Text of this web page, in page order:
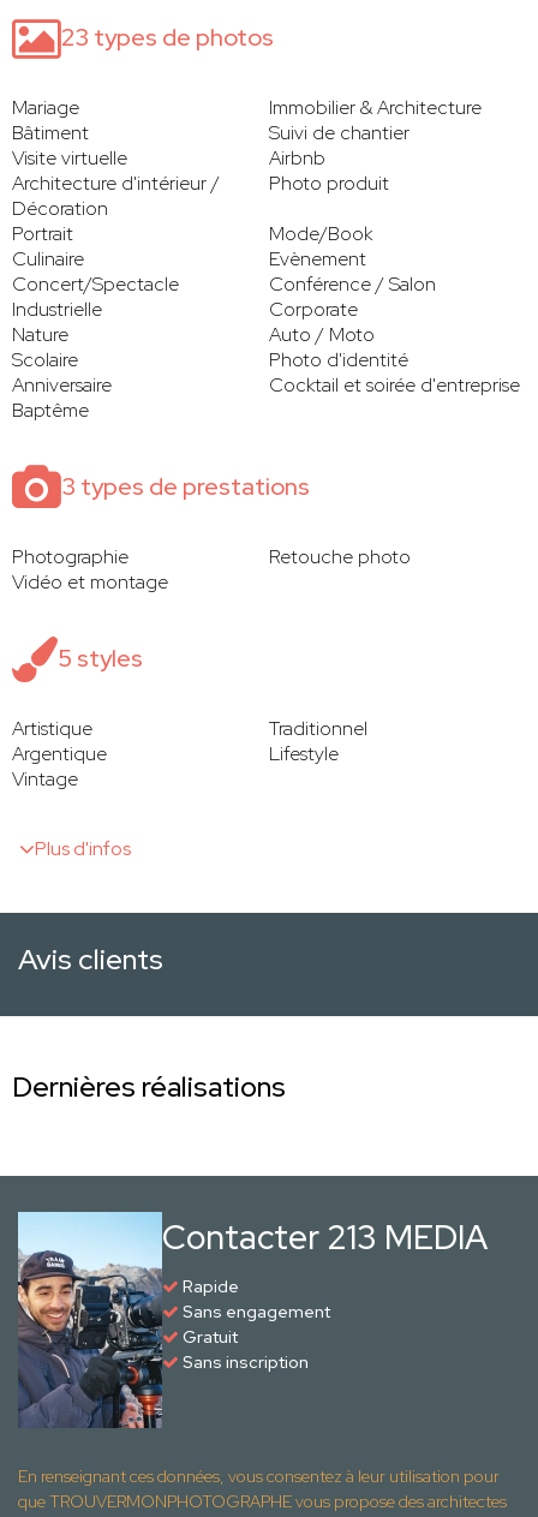
23 types de photos
Mariage
Immobilier & Architecture
Bâtiment
Suivi de chantier
Visite virtuelle
Airbnb
Architecture d'intérieur /
Décoration
Photo produit
Portrait
Mode/Book
Culinaire
Evènement
Concert/Spectacle
Conférence / Salon
Industrielle
Corporate
Nature
Auto / Moto
Scolaire
Photo d'identité
Anniversaire
Cocktail et soirée d'entreprise
Baptême
3 types de prestations
Photographie
Retouche photo
Vidéo et montage
5 styles
Artistique
Traditionnel
Argentique
Lifestyle
Vintage
Plus d'infos
Avis clients
Dernières réalisations
Contacter 213 MEDIA
Rapide
Sans engagement
Gratuit
Sans inscription
En renseignant ces données, vous consentez à leur utilisation pour
que TROUVERMONPHOTOGRAPHE vous propose des architectes